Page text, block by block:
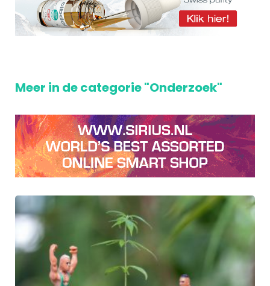
Meer in de categorie "Onderzoek"